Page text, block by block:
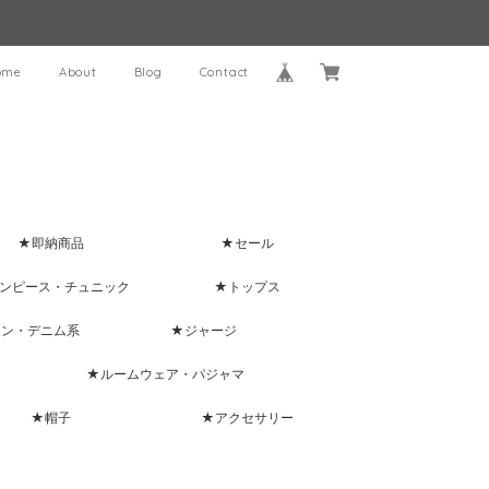
About Blog Contact
★即納商品 ★セール
ピース・チュニック ★トップス
・デニム系 ★ジャージ
★ルームウェア・パジャマ
★帽子 ★アクセサリー